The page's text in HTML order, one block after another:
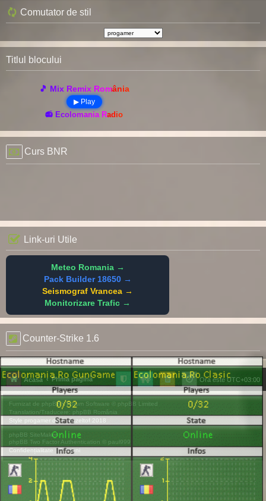
Comutator de stil
Titlul blocului
🎵 Mix Remix România
▶ Play
📻 Ecolomania Radio
Curs BNR
Link-uri Utile
Meteo Romania →
Pack Builder 18650 →
Seismograf Vrancea →
Monitorizare Trafic →
Counter-Strike 1.6
Acasă Prima pagină Ora este UTC+03:00
Furnizat de phpBB® Forum Software © phpBB Limited
Translation/Traducere: phpBB România
Style progamer de ©Mazeltof 2018
phpBB SiteMaker
phpBB Two Factor Authentication © paul999
Confidențialitate |Termeni